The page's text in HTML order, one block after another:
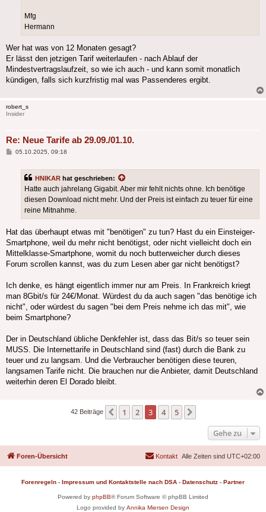
Mfg
Hermann
Wer hat was von 12 Monaten gesagt?
Er lässt den jetzigen Tarif weiterlaufen - nach Ablauf der
Mindestvertragslaufzeit, so wie ich auch - und kann somit monatlich
kündigen, falls sich kurzfristig mal was Passenderes ergibt.
robert_s
Insider
Re: Neue Tarife ab 29.09./01.10.
Beitrag
05.10.2025, 09:18
HNIKAR hat geschrieben:
Hatte auch jahrelang Gigabit. Aber mir fehlt nichts ohne. Ich benötige
diesen Download nicht mehr. Und der Preis ist einfach zu teuer für eine
reine Mitnahme.
Hat das überhaupt etwas mit "benötigen" zu tun? Hast du ein Einsteiger-
Smartphone, weil du mehr nicht benötigst, oder nicht vielleicht doch ein
Mittelklasse-Smartphone, womit du noch butterweicher durch dieses
Forum scrollen kannst, was du zum Lesen aber gar nicht benötigst?
Ich denke, es hängt eigentlich immer nur am Preis. In Frankreich kriegt
man 8Gbit/s für 24€/Monat. Würdest du da auch sagen "das benötige ich
nicht", oder würdest du sagen "bei dem Preis nehme ich das mit", wie
beim Smartphone?
Der in Deutschland übliche Denkfehler ist, dass das Bit/s so teuer sein
MUSS. Die Internettarife in Deutschland sind (fast) durch die Bank zu
teuer und zu langsam. Und die Verbraucher benötigen diese teuren,
langsamen Tarife nicht. Die brauchen nur die Anbieter, damit Deutschland
weiterhin deren El Dorado bleibt.
42 Beiträge Vorherige
1 2 3 4 5
Gehe zu
Foren-Übersicht Alle Zeiten sind UTC+02:00
Kontakt
Forenregeln - Impressum und Kontaktstelle nach DSA - Datenschutz - Partner
Powered by phpBB® Forum Software © phpBB Limited
Logo provided by Annika Miersen Design